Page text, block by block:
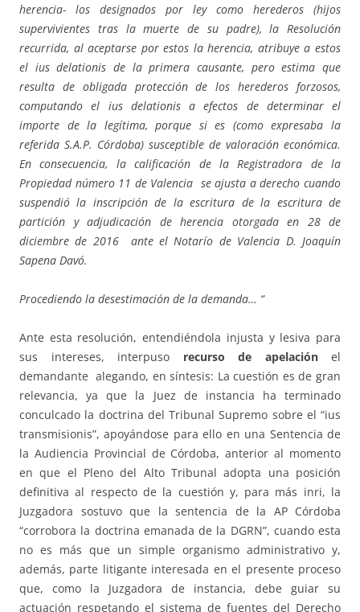
herencia- los designados por ley como herederos (hijos
supervivientes tras la muerte de su padre), la Resolución
recurrida, al aceptarse por estos la herencia, atribuye a estos
el ius delationis de la primera causante, pero estima que
resulta de obligada protección de los herederos forzosos,
computando el ius delationis a efectos de determinar el
importe de la legítima, porque si es (como expresaba la
referida S.A.P. Córdoba) susceptible de valoración económica.
En consecuencia, la calificación de la Registradora de la
Propiedad número 11 de Valencia se ajusta a derecho cuando
suspendió la inscripción de la escritura de la escritura de
partición y adjudicación de herencia otorgada en 28 de
diciembre de 2016 ante el Notarío de Valencia D. Joaquín
Sapena Davó.
Procediendo la desestimación de la demanda… “
Ante esta resolución, entendiéndola injusta y lesiva para
sus intereses, interpuso recurso de apelaciónel
demandante alegando, en síntesis: La cuestión es de gran
relevancia, ya que la Juez de instancia ha terminado
conculcado la doctrina del Tribunal Supremo sobre el “ius
transmisionis”, apoyándose para ello en una Sentencia de
la Audiencia Provincial de Córdoba, anterior al momento
en que el Pleno del Alto Tribunal adopta una posición
definitiva al respecto de la cuestión y, para más inri, la
Juzgadora sostuvo que la sentencia de la AP Córdoba
“corrobora la doctrina emanada de la DGRN”, cuando esta
no es más que un simple organismo administrativo y,
además, parte litigante interesada en el presente proceso
que, como la Juzgadora de instancia, debe guiar su
actuación respetando el sistema de fuentes del Derecho